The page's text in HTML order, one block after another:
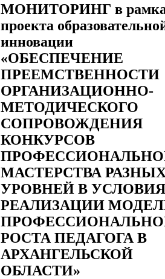
МОНИТОРИНГ в
проекта
инновации
«ОБЕСПЕЧЕНИЕ
ПРЕЕМСТВЕННОСТИ
ОРГАНИЗАЦИОННО-
МЕТОДИЧЕСКОГО
СОПРОВОЖДЕНИЯ
КОНКУРСОВ
МАСТЕРСТВА
УРОВНЕЙ В
РЕАЛИЗАЦИИ
РОСТА ПЕДАГОГА В
АРХАНГЕЛЬСКОЙ
ОБЛАСТИ»